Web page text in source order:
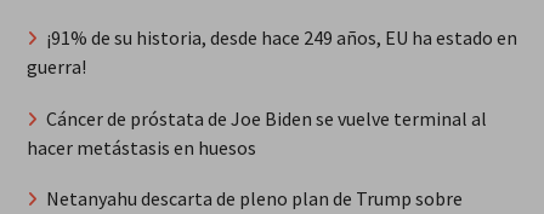
¡91% de su historia, desde hace 249 años, EU ha estado en
guerra!
Cáncer de próstata de Joe Biden se vuelve terminal al
hacer metástasis en huesos
Netanyahu descarta de pleno plan de Trump sobre